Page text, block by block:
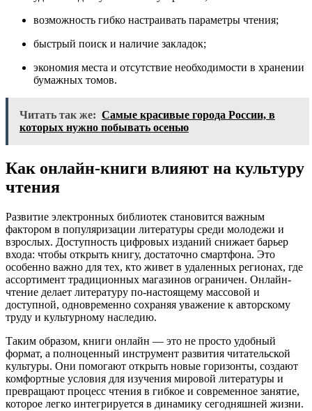
возможность гибко настраивать параметры чтения;
быстрый поиск и наличие закладок;
экономия места и отсутствие необходимости в хранении
бумажных томов.
Читать так же: Самые красивые города России, в
которых нужно побывать осенью
Как онлайн-книги влияют на культуру
чтения
Развитие электронных библиотек становится важным
фактором в популяризации литературы среди молодежи и
взрослых. Доступность цифровых изданий снижает барьер
входа: чтобы открыть книгу, достаточно смартфона. Это
особенно важно для тех, кто живет в удаленных регионах, где
ассортимент традиционных магазинов ограничен. Онлайн-
чтение делает литературу по-настоящему массовой и
доступной, одновременно сохраняя уважение к авторскому
труду и культурному наследию.
Таким образом, книги онлайн — это не просто удобный
формат, а полноценный инструмент развития читательской
культуры. Они помогают открыть новые горизонты, создают
комфортные условия для изучения мировой литературы и
превращают процесс чтения в гибкое и современное занятие,
которое легко интегрируется в динамику сегодняшней жизни.